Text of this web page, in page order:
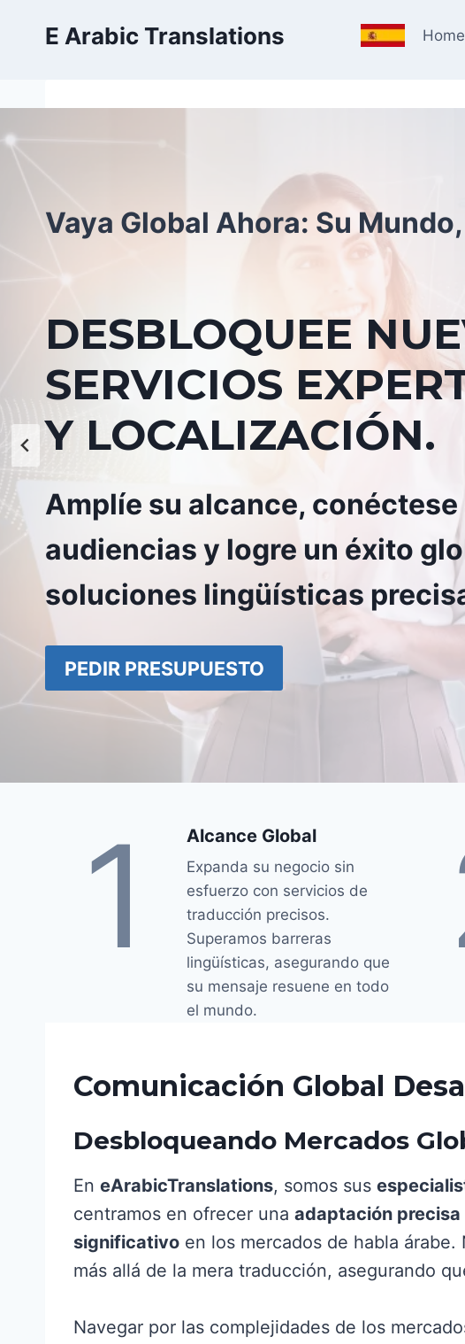
E Arabic Translations Home
Vaya Global Ahora: Su
DESBLOQUEE
SERVICIOS
Y LOCALIZACIÓN.
Amplíe su alcance,
audiencias y logre un éxito
soluciones lingüísticas
PEDIR PRESUPUESTO
1 Alcance Global
Expanda su negocio sin
esfuerzo con servicios de
traducción precisos.
Superamos barreras
lingüísticas, asegurando que
su mensaje resuene en todo
el mundo.
Comunicación Global
Desbloqueando Mercados
En eArabicTranslations, somos sus
centramos en ofrecer una adaptación precisa
significativo en los mercados de habla
más allá de la mera traducción, asegurando
Navegar por las complejidades de los